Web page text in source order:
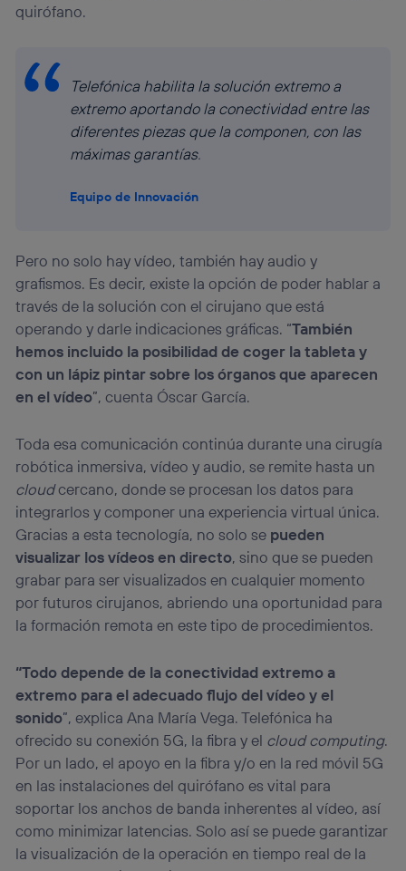
quirófano.
Telefónica habilita la solución extremo a
extremo aportando la conectividad entre las
diferentes piezas que la componen, con las
máximas garantías.
Equipo de Innovación
Pero no solo hay vídeo, también hay audio y
grafismos. Es decir, existe la opción de poder hablar a
través de la solución con el cirujano que está
operando y darle indicaciones gráficas. “También
hemos incluido la posibilidad de coger la tableta y
con un lápiz pintar sobre los órganos que aparecen
en el vídeo”, cuenta Óscar García.
Toda esa comunicación continúa durante una cirugía
robótica inmersiva, vídeo y audio, se remite hasta un
cloudcercano, donde se procesan los datos para
integrarlos y componer una experiencia virtual única.
Gracias a esta tecnología, no solo se pueden
visualizar los vídeos en directo, sino que se pueden
grabar para ser visualizados en cualquier momento
por futuros cirujanos, abriendo una oportunidad para
la formación remota en este tipo de procedimientos.
“Todo depende de la conectividad extremo a
extremo para el adecuado flujo del vídeo y el
sonido”, explica Ana María Vega. Telefónica ha
ofrecido su conexión 5G, la fibra y el cloud computing.
Por un lado, el apoyo en la fibra y/o en la red móvil 5G
en las instalaciones del quirófano es vital para
soportar los anchos de banda inherentes al vídeo, así
como minimizar latencias. Solo así se puede garantizar
la visualización de la operación en tiempo real de la